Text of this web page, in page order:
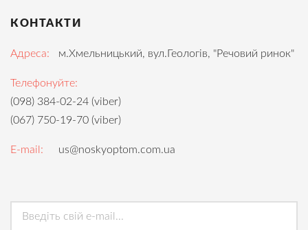
КОНТАКТИ
Адреса: м.Хмельницький, вул.Геологів, "Речовий ринок"
Телефонуйте:
(098) 384-02-24 (viber)
(067) 750-19-70 (viber)
E-mail: us@noskyoptom.com.ua